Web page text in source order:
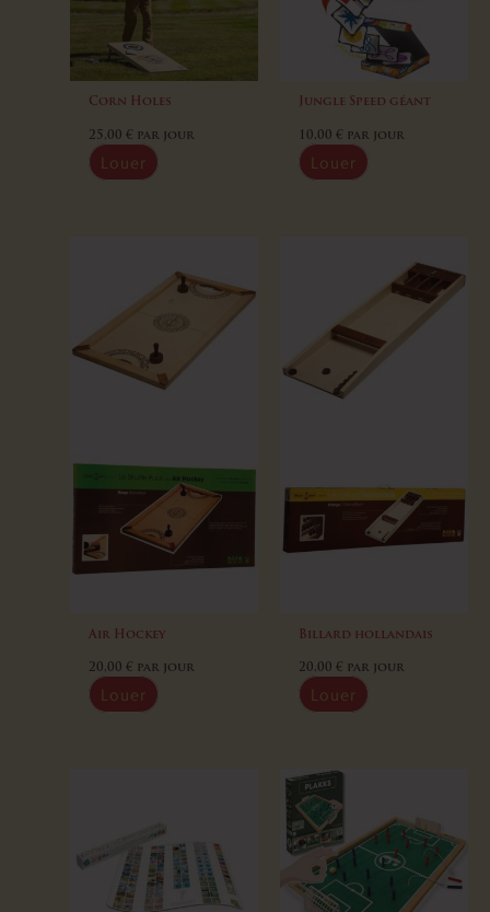
Corn Holes
25,00 € par jour
Louer
Jungle Speed géant
10,00 € par jour
Louer
Air Hockey
20,00 € par jour
Louer
Billard hollandais
20,00 € par jour
Louer